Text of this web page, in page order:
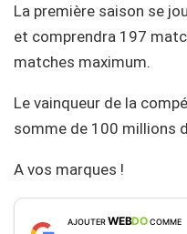
La première saison se
et comprendra 197
matches maximum.
Le vainqueur de la
somme de 100 millions
A vos marques !
AJOUTERWEBDOCOMME